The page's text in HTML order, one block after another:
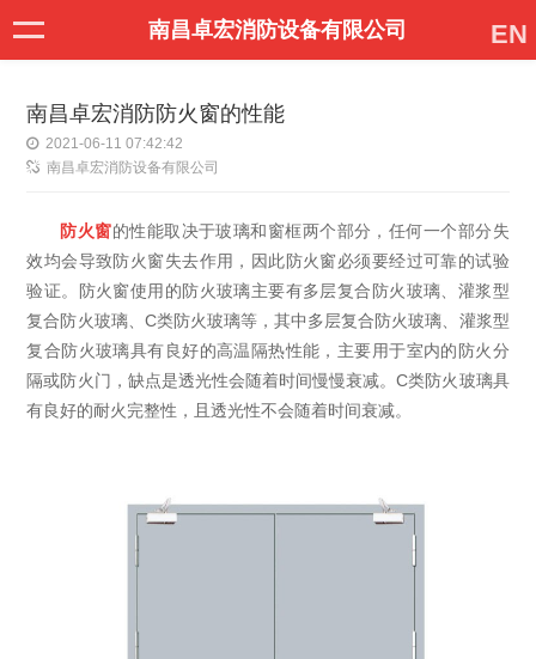
南昌卓宏消防设备有限公司 EN
南昌卓宏消防防火窗的性能
2021-06-11 07:42:42
南昌卓宏消防设备有限公司
防火窗的性能取决于玻璃和窗框两个部分，任何一个部分失
效均会导致防火窗失去作用，因此防火窗必须要经过可靠的试验
验证。防火窗使用的防火玻璃主要有多层复合防火玻璃、灌浆型
复合防火玻璃、C类防火玻璃等，其中多层复合防火玻璃、灌浆型
复合防火玻璃具有良好的高温隔热性能，主要用于室内的防火分
隔或防火门，缺点是透光性会随着时间慢慢衰减。C类防火玻璃具
有良好的耐火完整性，且透光性不会随着时间衰减。